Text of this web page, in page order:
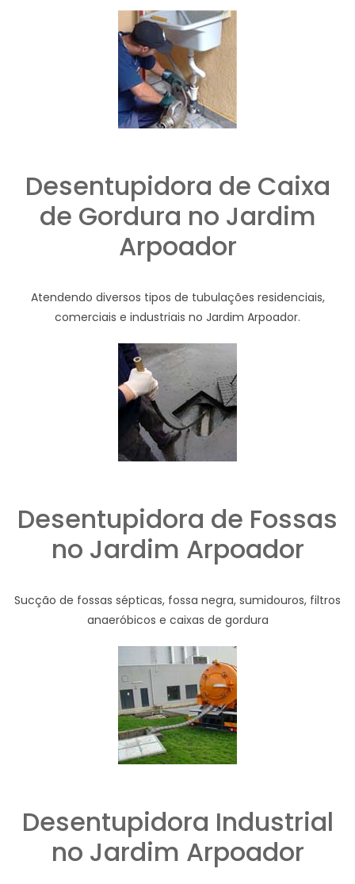
Desentupidora de Caixa
de Gordura no Jardim
Arpoador
Atendendo diversos tipos de tubulações residenciais,
comerciais e industriais no Jardim Arpoador.
Desentupidora de Fossas
no Jardim Arpoador
Sucção de fossas sépticas, fossa negra, sumidouros, filtros
anaeróbicos e caixas de gordura
Desentupidora Industrial
no Jardim Arpoador